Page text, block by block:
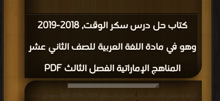
كتاب حل درس سكر الوقت, 2018-2019
وهو في مادة اللغة العربية للصف الثاني عشر
المناهج الإماراتية الفصل الثالث PDF
قراءة و تحميل كتاب كتاب حل امتحان الاستماع 2019 , 2018-2019 وهو في مادة